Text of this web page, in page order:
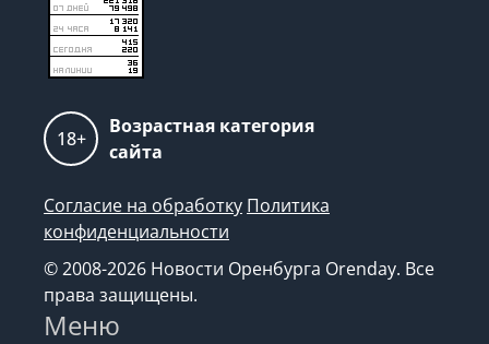
18+
Возрастная категория
сайта
Согласие на обработку Политика
конфиденциальности
© 2008-2026 Новости Оренбурга Orenday. Все
права защищены.
Меню